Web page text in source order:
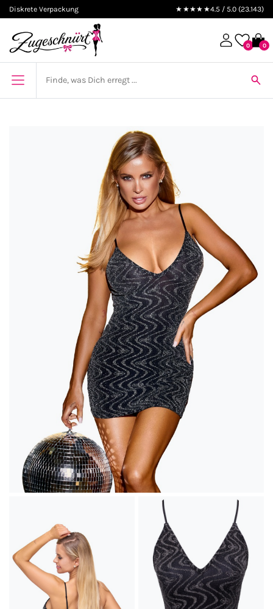
Diskrete Verpackung ★★★★★4.5 / 5.0 (23.143)
0 0